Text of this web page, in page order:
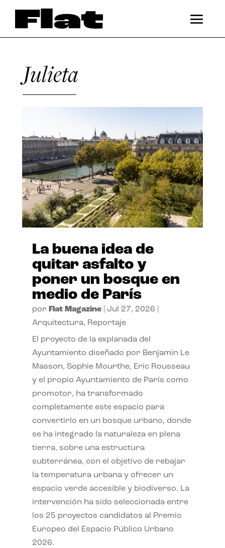
Julieta
La buena idea de
quitar asfalto y
poner un bosque en
medio de París
por Flat Magazine| Jul 27, 2026
Arquitectura, Reportaje
El proyecto de la explanada del
Ayuntamiento diseñado por Benjamin Le
Masson, Sophie Mourthe, Eric Rousseau
y el propio Ayuntamiento de París como
promotor, ha transformado
completamente este espacio para
convertirlo en un bosque urbano, donde
se ha integrado la naturaleza en plena
tierra, sobre una estructura
subterránea, con el objetivo de rebajar
la temperatura urbana y ofrecer un
espacio verde accesible y biodiverso. La
intervención ha sido seleccionada entre
los 25 proyectos candidatos al Premio
Europeo del Espacio Público Urbano
2026.